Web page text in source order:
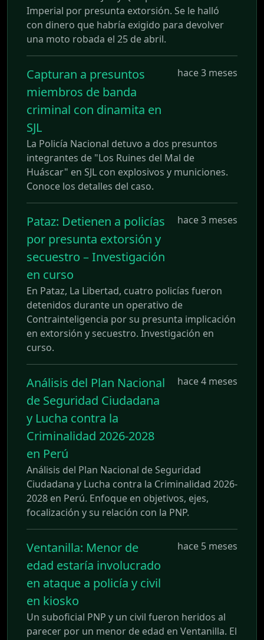
Imperial por presunta extorsión. Se le halló
con dinero que habría exigido para devolver
una moto robada el 25 de abril.
Capturan a presuntos
miembros de banda
criminal con dinamita en
SJL
hace 3 meses
La Policía Nacional detuvo a dos presuntos
integrantes de "Los Ruines del Mal de
Huáscar" en SJL con explosivos y municiones.
Conoce los detalles del caso.
Pataz: Detienen a policías
por presunta extorsión y
secuestro – Investigación
en curso
hace 3 meses
En Pataz, La Libertad, cuatro policías fueron
detenidos durante un operativo de
Contrainteligencia por su presunta implicación
en extorsión y secuestro. Investigación en
curso.
Análisis del Plan Nacional
de Seguridad Ciudadana
y Lucha contra la
Criminalidad 2026-2028
en Perú
hace 4 meses
Análisis del Plan Nacional de Seguridad
Ciudadana y Lucha contra la Criminalidad 2026-
2028 en Perú. Enfoque en objetivos, ejes,
focalización y su relación con la PNP.
Ventanilla: Menor de
edad estaría involucrado
en ataque a policía y civil
en kiosko
hace 5 meses
Un suboficial PNP y un civil fueron heridos al
parecer por un menor de edad en Ventanilla. El